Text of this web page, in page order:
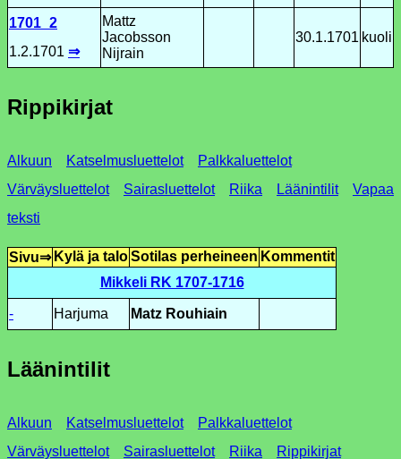
1701_2
1.2.1701 ⇒
Mattz
Jacobsson
Nijrain
30.1.1701 kuoli
Rippikirjat
Alkuun Katselmusluettelot
Palkkaluettelot
Värväysluettelot
Sairasluettelot Riika Läänintilit
Vapaa
teksti
Sivu⇒ Kylä ja taloSotilas perheineen Kommentit
Mikkeli RK 1707-1716
- Harjuma Matz Rouhiain
Läänintilit
Alkuun Katselmusluettelot
Palkkaluettelot
Värväysluettelot
Sairasluettelot Riika
Rippikirjat